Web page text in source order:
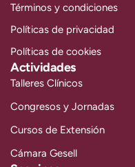
Términos y condiciones
Políticas de privacidad
Políticas de cookies
Actividades
Talleres Clínicos
Congresos y Jornadas
Cursos de Extensión
Cámara Gesell